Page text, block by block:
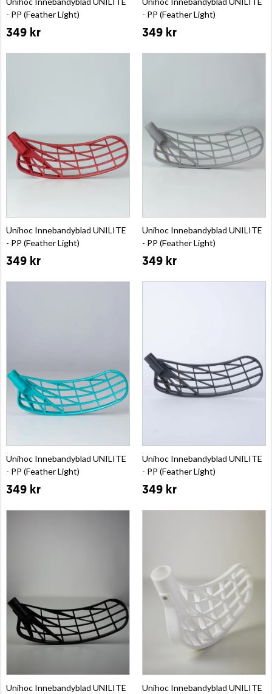
- PP (Feather Light)
349 kr
- PP (Feather Light)
349 kr
Unihoc Innebandyblad UNILITE
- PP (Feather Light)
349 kr
Unihoc Innebandyblad UNILITE
- PP (Feather Light)
349 kr
Unihoc Innebandyblad UNILITE
- PP (Feather Light)
349 kr
Unihoc Innebandyblad UNILITE
- PP (Feather Light)
349 kr
Unihoc Innebandyblad UNILITE
Unihoc Innebandyblad UNILITE